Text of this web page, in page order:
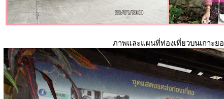
ภาพและแผนที่ท่องเที่ยวบนเกาะยอ